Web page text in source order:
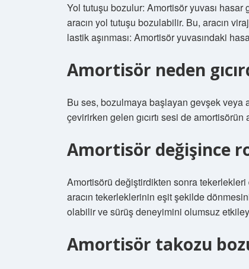
Yol tutuşu bozulur: Amortisör yuvası
aracın yol tutuşu bozulabilir. Bu, aracın
lastik aşınması: Amortisör yuvasındaki
Amortisör neden
Bu ses, bozulmaya başlayan gevşek veya
çevirirken gelen gıcırtı sesi de
Amortisör değişince
Amortisörü değiştirdikten sonra
aracın tekerleklerinin eşit şekilde
olabilir ve sürüş deneyimini olumsuz
Amortisör takozu